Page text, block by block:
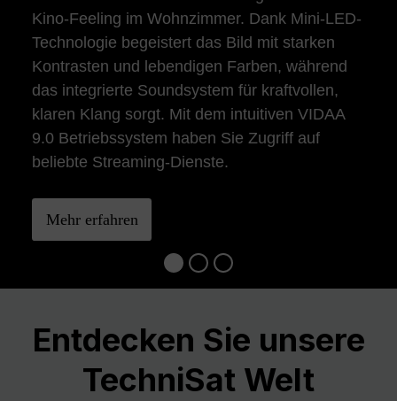
Kino-Feeling im Wohnzimmer. Dank Mini-LED-
Technologie begeistert das Bild mit starken
Kontrasten und lebendigen Farben, während
das integrierte Soundsystem für kraftvollen,
klaren Klang sorgt. Mit dem intuitiven VIDAA
9.0 Betriebssystem haben Sie Zugriff auf
beliebte Streaming-Dienste.
Mehr erfahren
Entdecken Sie unsere
TechniSat Welt